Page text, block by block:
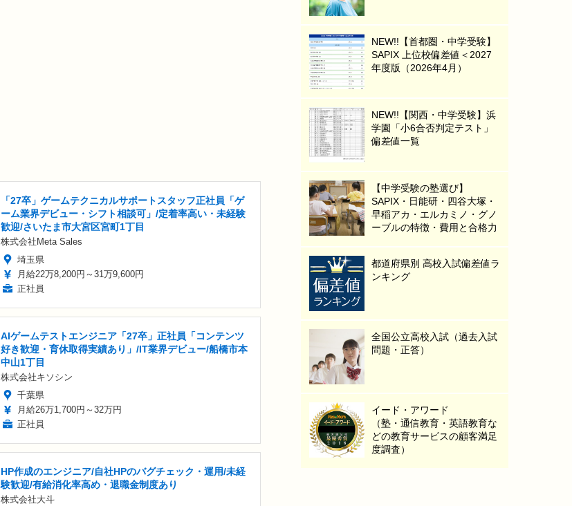
「27卒」ゲームテクニカルサポートスタッフ正社員「ゲ
ーム業界デビュー・シフト相談可」/定着率高い・未経験
歓迎/さいたま市大宮区宮町1丁目
株式会社Meta Sales
埼玉県
月給22万8,200円～31万9,600円
正社員
AIゲームテストエンジニア「27卒」正社員「コンテンツ
好き歓迎・育休取得実績あり」/IT業界デビュー/船橋市本
中山1丁目
株式会社キソシン
千葉県
月給26万1,700円～32万円
正社員
HP作成のエンジニア/自社HPのバグチェック・運用/未経
験歓迎/有給消化率高め・退職金制度あり
株式会社大斗
NEW!!【首都圏・中学受験】
SAPIX 上位校偏差値＜2027
年度版（2026年4月）
NEW!!【関西・中学受験】浜
学園「小6合否判定テスト」
偏差値一覧
【中学受験の塾選び】
SAPIX・日能研・四谷大塚・
早稲アカ・エルカミノ・グノ
ーブルの特徴・費用と合格力
都道府県別 高校入試偏差値ラ
ンキング
全国公立高校入試（過去入試
問題・正答）
イード・アワード
（塾・通信教育・英語教育な
どの教育サービスの顧客満足
度調査）